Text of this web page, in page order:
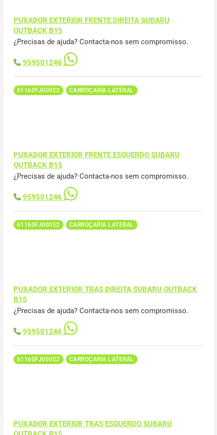
PUXADOR EXTERIOR FRENTE DIREITA SUBARU
OUTBACK B15
¿Precisas de ajuda? Contacta-nos sem compromisso.
959501246
61160FJ000E2 CARROÇARIA LATERAL
PUXADOR EXTERIOR FRENTE ESQUERDO SUBARU
OUTBACK B15
¿Precisas de ajuda? Contacta-nos sem compromisso.
959501246
61160FJ000E2 CARROÇARIA LATERAL
PUXADOR EXTERIOR TRAS DIREITA SUBARU OUTBACK
B15
¿Precisas de ajuda? Contacta-nos sem compromisso.
959501246
61160FJ000E2 CARROÇARIA LATERAL
PUXADOR EXTERIOR TRAS ESQUERDO SUBARU